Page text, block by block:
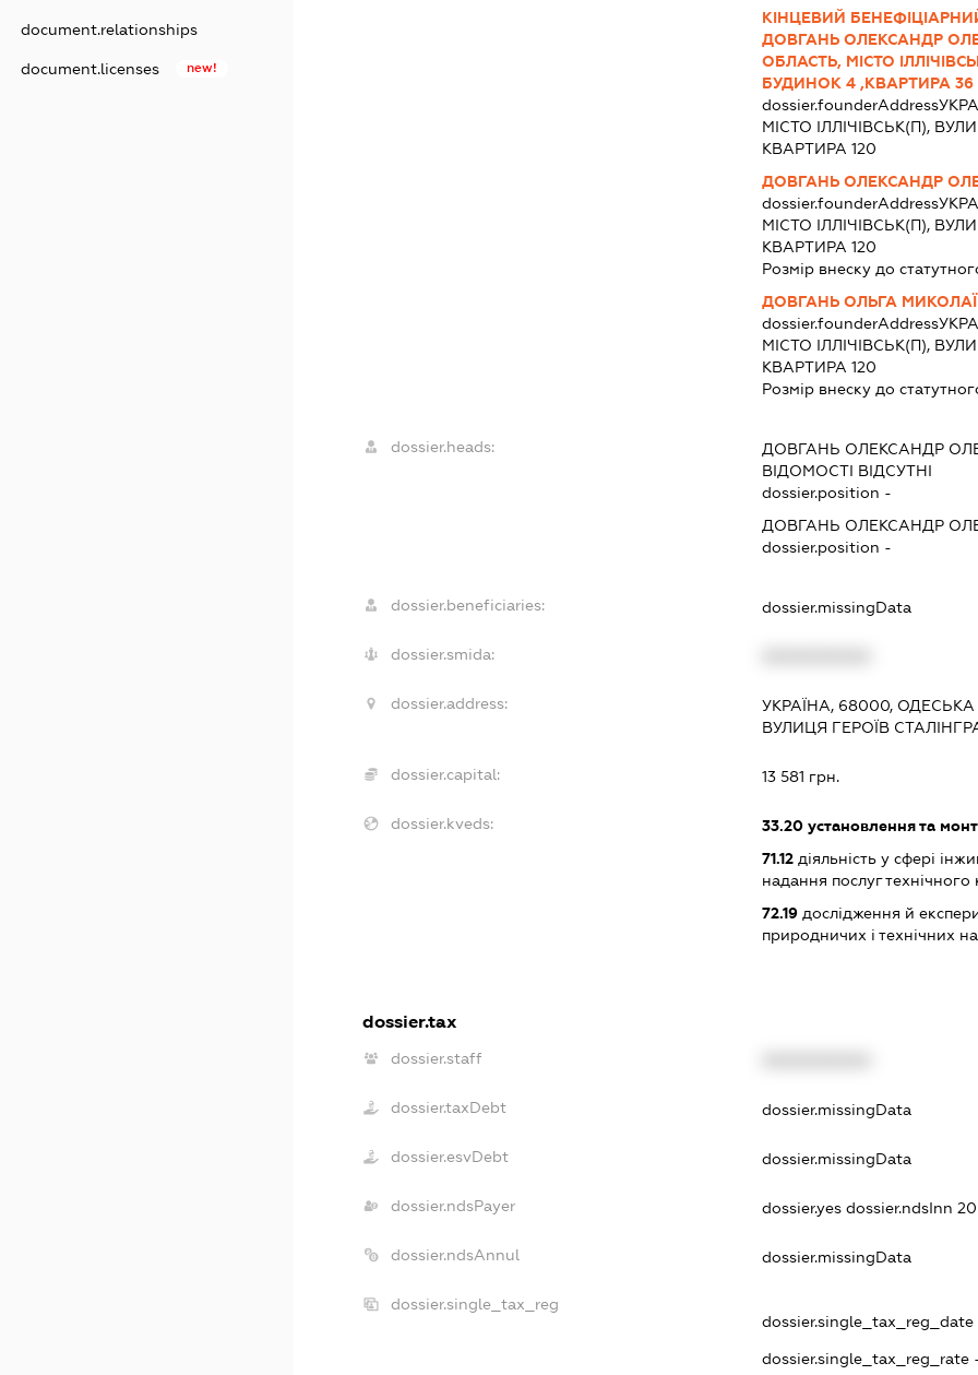
document.relationships
document.licenses new!
КІНЦЕВИЙ
ДОВГАНЬ ОЛЕКСАНДР
ОБЛАСТЬ, МІСТО
БУДИНОК 4 ,КВАРТИРА 36
dossier.founderAddress
МІСТО ІЛЛІЧІВСЬК(П),
КВАРТИРА 120
ДОВГАНЬ ОЛЕКСАНДР
dossier.founderAddress
МІСТО ІЛЛІЧІВСЬК(П),
КВАРТИРА 120
Розмір внеску до
ДОВГАНЬ ОЛЬГА
dossier.founderAddress
МІСТО ІЛЛІЧІВСЬК(П),
КВАРТИРА 120
Розмір внеску до
dossier.heads: ДОВГАНЬ ОЛЕКСАНДР
ВІДОМОСТІ ВІДСУТНІ
dossier.position -
ДОВГАНЬ ОЛЕКСАНДР
dossier.position -
dossier.beneficiaries: dossier.missingData
dossier.smida:
dossier.address:
УКРАЇНА, 68000, ОДЕСЬКА
ВУЛИЦЯ ГЕРОЇВ
dossier.capital: 13 581 грн.
dossier.kveds: 33.20 установлення та
71.12 діяльність у сфері
надання послуг
72.19 дослідження й
природничих і технічних
dossier.tax
dossier.staff
dossier.taxDebt dossier.missingData
dossier.esvDebt dossier.missingData
dossier.ndsPayer dossier.yesdossier.ndsInn
dossier.ndsAnnul dossier.missingData
dossier.single_tax_reg
dossier.single_tax_reg_date
dossier.single_tax_reg_rate